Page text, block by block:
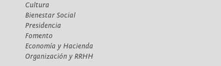
Cultura
Bienestar Social
Presidencia
Fomento
Economía y Hacienda
Organización y RRHH